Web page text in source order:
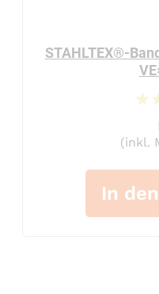
STAHLTEX®-
(inkl.
In